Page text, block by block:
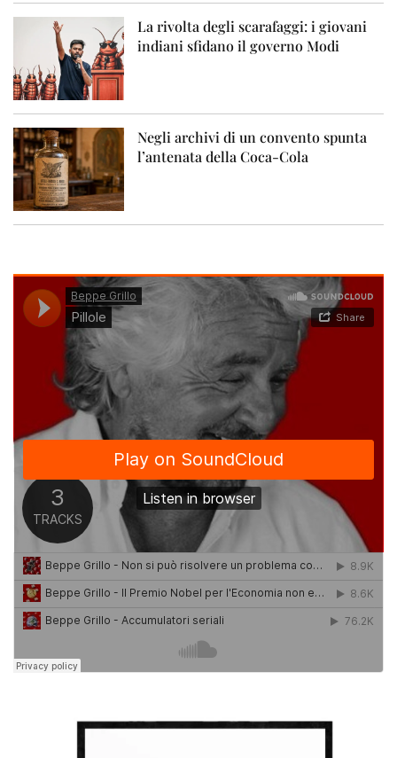
La rivolta degli scarafaggi: i giovani
indiani sfidano il governo Modi
Negli archivi di un convento spunta
l’antenata della Coca-Cola